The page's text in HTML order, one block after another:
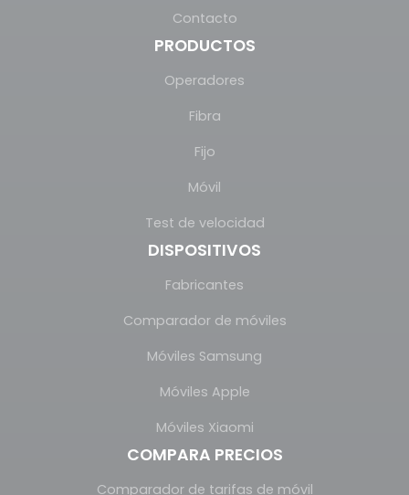
Contacto
PRODUCTOS
Operadores
Fibra
Fijo
Móvil
Test de velocidad
DISPOSITIVOS
Fabricantes
Comparador de móviles
Móviles Samsung
Móviles Apple
Móviles Xiaomi
COMPARA PRECIOS
Comparador de tarifas de móvil